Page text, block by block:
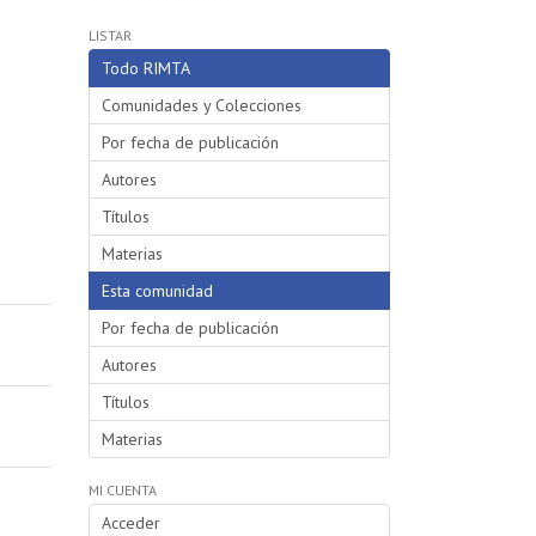
LISTAR
Todo RIMTA
Comunidades y Colecciones
Por fecha de publicación
Autores
Títulos
Materias
Esta comunidad
Por fecha de publicación
Autores
Títulos
Materias
MI CUENTA
Acceder